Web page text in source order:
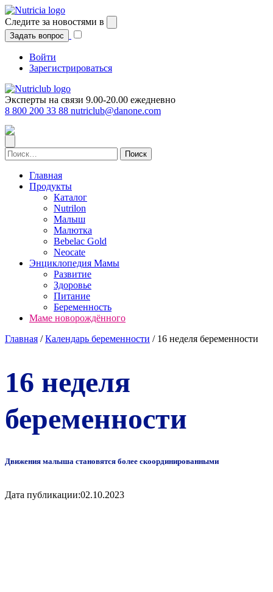
Перейти
к
содержимому
Следите за новостями в
Задать вопрос
Войти
Зарегистрироваться
Эксперты на связи 9.00-20.00 ежедневно
8 800 200 33 88 nutriclub@danone.com
Найти:
Главная
Продукты
Каталог
Nutrilon
Малыш
Малютка
Bebelac Gold
Neocate
Энциклопедия Мамы
Развитие
Здоровье
Питание
Беременность
Маме новорождённого
Главная /Календарь беременности / 16 неделя беременности
16 неделя
беременности
Движения малыша становятся более скоординированными
Дата публикации:02.10.2023